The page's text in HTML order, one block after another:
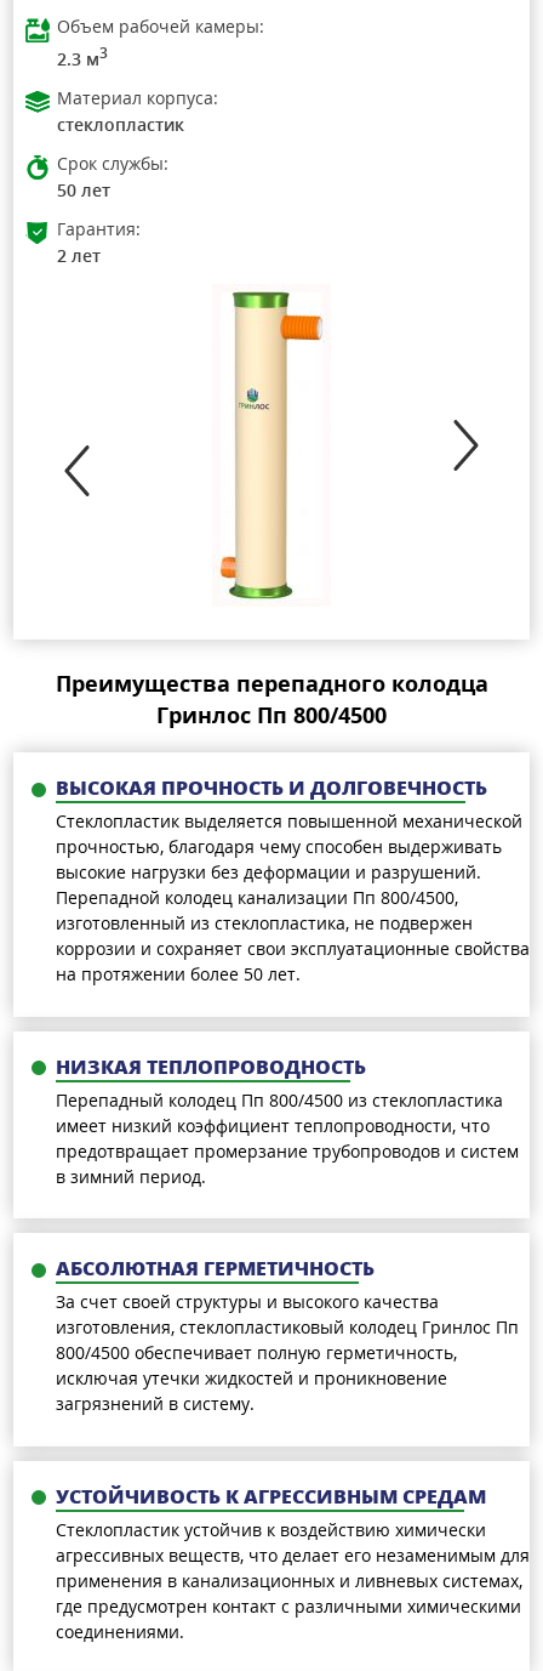
Объем рабочей камеры:
2.3 м3
Материал корпуса:
стеклопластик
Срок службы:
50 лет
Гарантия:
2 лет
Преимущества перепадного колодца
Гринлос Пп 800/4500
ВЫСОКАЯ ПРОЧНОСТЬ И ДОЛГОВЕЧНОСТЬ
Стеклопластик выделяется повышенной механической
прочностью, благодаря чему способен выдерживать
высокие нагрузки без деформации и разрушений.
Перепадной колодец канализации Пп 800/4500,
изготовленный из стеклопластика, не подвержен
коррозии и сохраняет свои эксплуатационные свойства
на протяжении более 50 лет.
НИЗКАЯ ТЕПЛОПРОВОДНОСТЬ
Перепадный колодец Пп 800/4500 из стеклопластика
имеет низкий коэффициент теплопроводности, что
предотвращает промерзание трубопроводов и систем
в зимний период.
АБСОЛЮТНАЯ ГЕРМЕТИЧНОСТЬ
За счет своей структуры и высокого качества
изготовления, стеклопластиковый колодец Гринлос Пп
800/4500 обеспечивает полную герметичность,
исключая утечки жидкостей и проникновение
загрязнений в систему.
УСТОЙЧИВОСТЬ К АГРЕССИВНЫМ СРЕДАМ
Стеклопластик устойчив к воздействию химически
агрессивных веществ, что делает его незаменимым для
применения в канализационных и ливневых системах,
где предусмотрен контакт с различными химическими
соединениями.